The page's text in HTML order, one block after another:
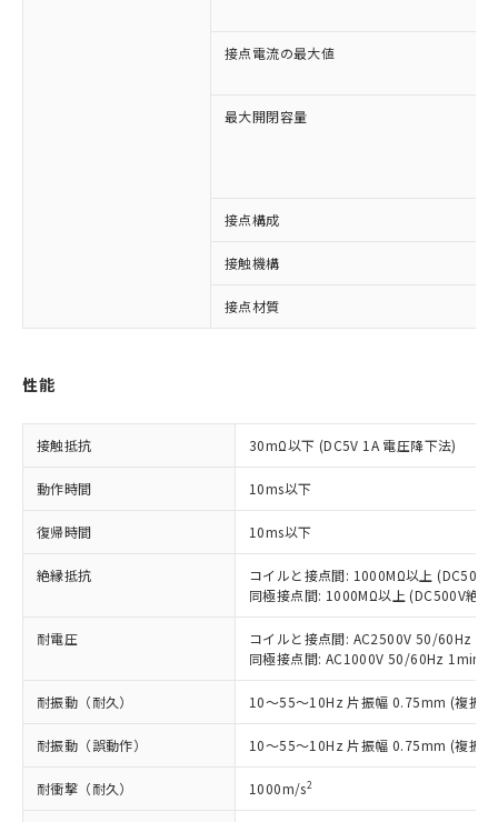
接点電流の最大値
最大開閉容量
接点構成
接触機構
接点材質
性能
接触抵抗 30mΩ以下 (DC5V 1A 電圧降下法)
動作時間 10ms以下
復帰時間 10ms以下
絶縁抵抗
コイルと接点間: 1000MΩ以上
同極接点間: 1000MΩ以上 (DC500V絶縁
耐電圧
コイルと接点間: AC2500V 50/60Hz
同極接点間: AC1000V 50/60Hz 1min
耐振動（耐久） 10～55～10Hz 片振幅 0.75mm (複振
耐振動（誤動作） 10～55～10Hz 片振幅 0.75mm (複振
耐衝撃（耐久） 1000m/s2
以下の条件をお読みいただき、同意のうえ
ご利用ください。
本サービスは、当社制御機器事業取扱
(税抜)を提供させていただくもので
当社制御機器事業取扱商品の中には、
本サービスの対象外となる商品もある
ことをご了承ください。
在庫状況および標準価格照会結果は、
記載している更新日時点での社内デー
タに基づき作成されるものであり、閲
覧された時点での実際の在庫および標
準価格とは異なる場合があることをご
対応済み：EU RoHS指令（10物質）の
対応予定なし：EU RoHS指令（10物質）の
非含有に非対応の商品で、対応品を出す予
調査・確認中：EU RoHS指令（10物質）の
非含有の対応状況を調査中または確認中の
商品です。
非該当品：ライセンス料など無形物で、有
害物質有無と関係のない商品です。
仕入先様の事情により、非含有部品として
いたものが、含有品と判明した場合などや
むを得ず変更することがあります。
*EU RoHS指令（10物質）：
鉛(Pb) 1000ppm以下、 水銀(Hg) 1000ppm以下、 カド
ミウム(Cd) 100ppm以下、
六価クロム(Cr(Ⅵ)) 1000ppm以下、ポリ臭化ビフェニル
※1 中国RoHS○×表
「○」：最大均質材料含有率が中国RoHSの
基準値以下であることを示します。
「×」：最大均質材料含有率が中国RoHSの
基準値を超えていることを示します。
「－」：未確認です。当社販売部門へお問
い合わせください。
*中国RoHS10物質の基準値 (GB/T26572)：
ム) : 100ppm、
Cr(Ⅵ)(六価クロム) : 1000ppm、 PBBs(ポリ臭化ビフェ
当社は、これら貴社製品のうち、外国
為替および外国貿易法に定める商品
（以下｢規制貨物等」という）を輸出
または国外への提供する場合は、日本
国政府の輸出許可(または役務取引許
可)を取得するなどの必要な手続きを
記